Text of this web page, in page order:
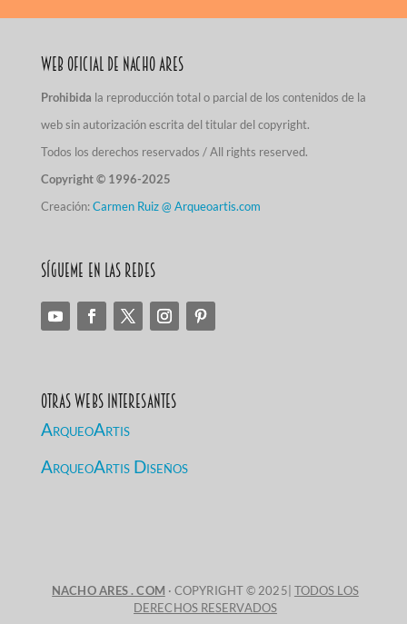
Web Oficial de Nacho Ares
Prohibida la reproducción total o parcial de los contenidos de la
web sin autorización escrita del titular del copyright.
Todos los derechos reservados / All rights reserved.
Copyright © 1996-2025
Creación:Carmen Ruiz @ Arqueoartis.com
Sígueme en las redes
Otras Webs Interesantes
ArqueoArtis
ArqueoArtis Diseños
NACHO ARES . COM · COPYRIGHT © 2025| TODOS LOS
DERECHOS RESERVADOS